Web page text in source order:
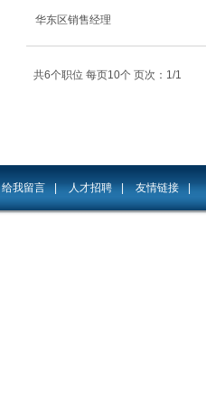
华东区销售经理
共6个职位 每页10个 页次：1/1
给我留言 | 人才招聘 | 友情链接 |